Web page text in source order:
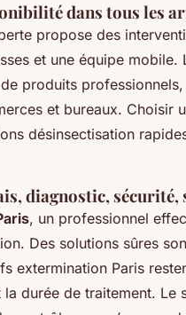
dans tous les
propose des
et une équipe mobile.
produits
et bureaux. Choisir
désinsectisation
diagnostic, sécurité,
, un professionnel
Des solutions sûres
extermination Paris
durée de traitement. Le